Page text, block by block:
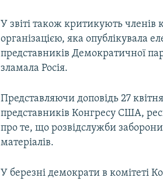
У звіті також критикують
організацією, яка опублікувала
представників Демократичної
зламала Росія.
Представляючи доповідь 27
представників Конгресу США,
про те, що розвідслужби
матеріалів.
У березні демократи в комітеті